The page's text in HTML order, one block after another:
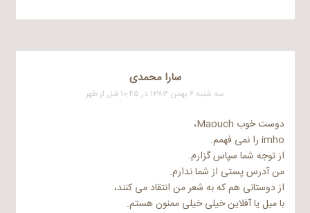
سارا محمدی
سه شنبه ۶ بهمن ۱۳۸۳ در ۱۰:۴۵ قبل از ظهر
دوست خوب Maouch،
imho را نمی فهمم.
از توجه شما سپاس گزارم.
من آدرس پستی از شما ندارم.
از دوستانی هم که به شعر من انتقاد می کنند،
با میل یا آفلاین خیلی خیلی ممنون هستم.